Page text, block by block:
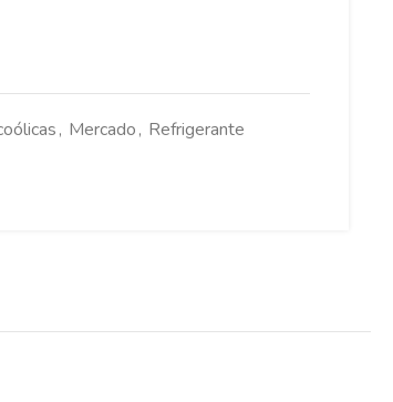
, Mercado, Refrigerante